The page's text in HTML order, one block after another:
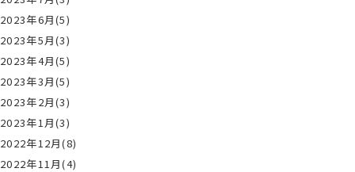
2023年6月(5)
2023年5月(3)
2023年4月(5)
2023年3月(5)
2023年2月(3)
2023年1月(3)
2022年12月(8)
2022年11月(4)